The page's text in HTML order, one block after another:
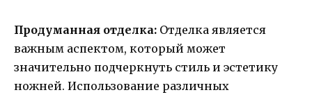
Продуманная отделка: Отделка является
важным аспектом, который может
значительно подчеркнуть стиль и эстетику
ножней. Использование различных